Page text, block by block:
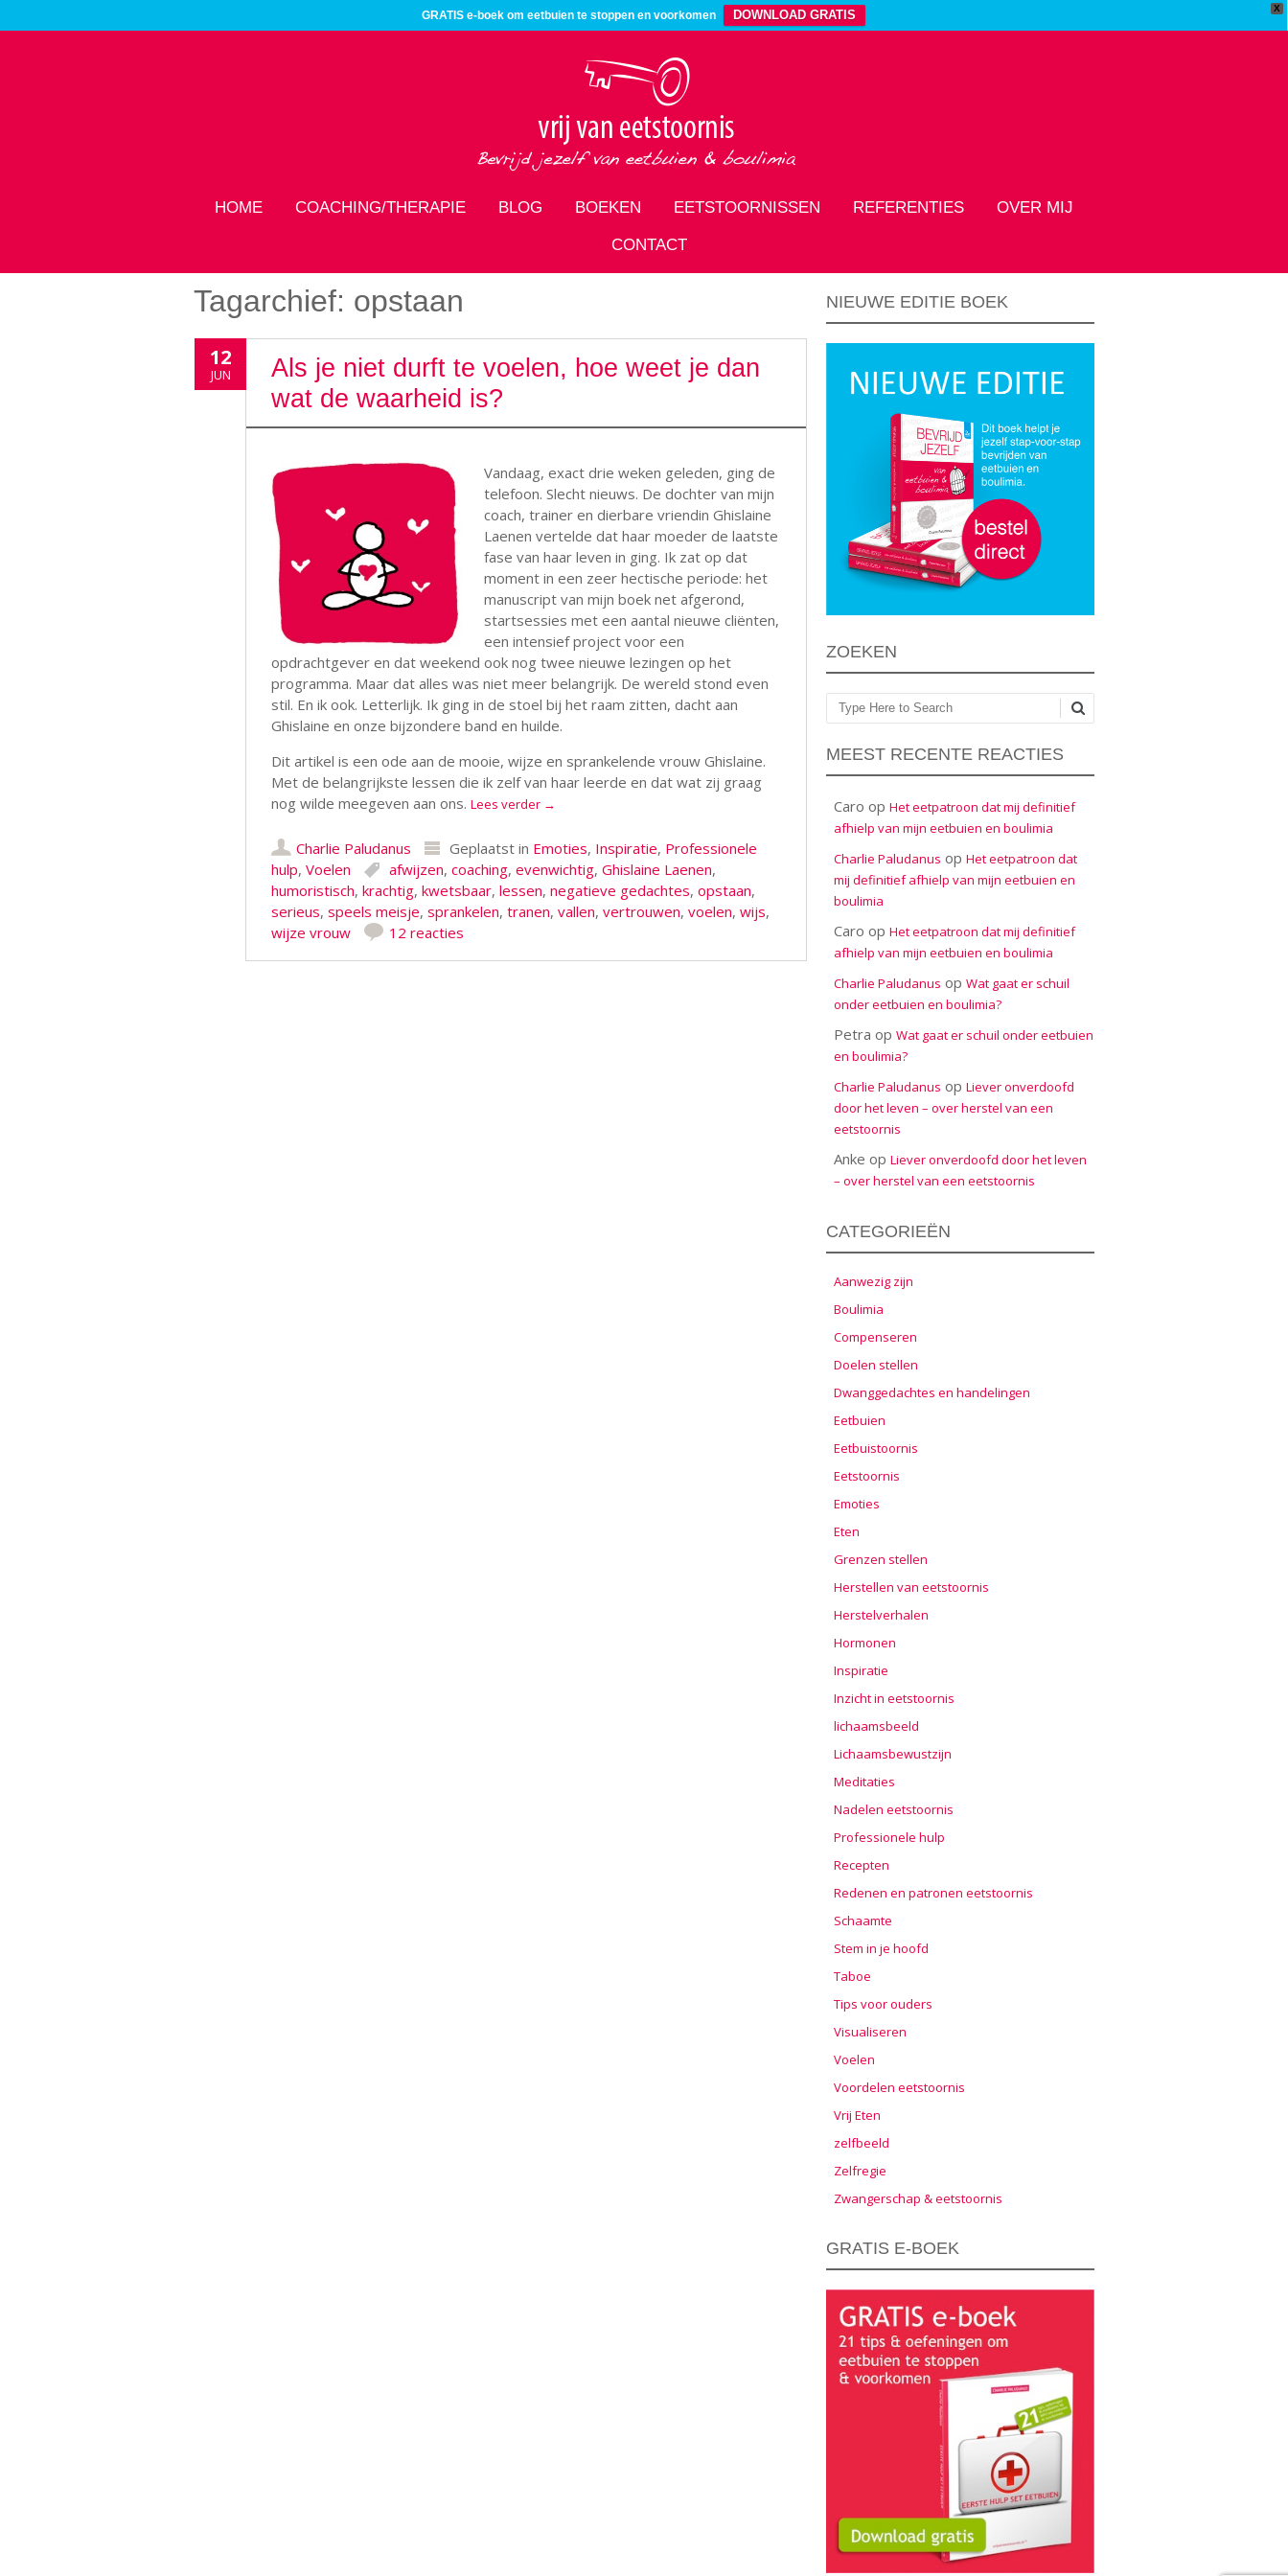
X
GRATIS e-boek om eetbuien te stoppen en voorkomen DOWNLOAD GRATIS
HOME COACHING/THERAPIE BLOG BOEKEN EETSTOORNISSEN REFERENTIES OVER MIJ
CONTACT
Tagarchief: opstaan
12
JUN
Als je niet durft te voelen, hoe weet je dan
wat de waarheid is?
Vandaag, exact drie weken geleden, ging de
telefoon. Slecht nieuws. De dochter van mijn
coach, trainer en dierbare vriendin Ghislaine
Laenen vertelde dat haar moeder de laatste
fase van haar leven in ging. Ik zat op dat
moment in een zeer hectische periode: het
manuscript van mijn boek net afgerond,
startsessies met een aantal nieuwe cliënten,
een intensief project voor een
opdrachtgever en dat weekend ook nog twee nieuwe lezingen op het
programma. Maar dat alles was niet meer belangrijk. De wereld stond even
stil. En ik ook. Letterlijk. Ik ging in de stoel bij het raam zitten, dacht aan
Ghislaine en onze bijzondere band en huilde.
Dit artikel is een ode aan de mooie, wijze en sprankelende vrouw Ghislaine.
Met de belangrijkste lessen die ik zelf van haar leerde en dat wat zij graag
nog wilde meegeven aan ons. Lees verder →
Charlie Paludanus Geplaatst in Emoties, Inspiratie, Professionele
hulp, Voelen afwijzen, coaching, evenwichtig, Ghislaine Laenen,
humoristisch, krachtig, kwetsbaar, lessen, negatieve gedachtes, opstaan,
serieus, speels meisje, sprankelen, tranen, vallen, vertrouwen, voelen, wijs,
wijze vrouw
12 reacties
NIEUWE EDITIE BOEK
ZOEKEN
Zoeken
MEEST RECENTE REACTIES
Caro op Het eetpatroon dat mij definitief
afhielp van mijn eetbuien en boulimia
Charlie Paludanus op Het eetpatroon dat
mij definitief afhielp van mijn eetbuien en
boulimia
Caro op Het eetpatroon dat mij definitief
afhielp van mijn eetbuien en boulimia
Charlie Paludanus op Wat gaat er schuil
onder eetbuien en boulimia?
Petra op Wat gaat er schuil onder eetbuien
en boulimia?
Charlie Paludanus op Liever onverdoofd
door het leven – over herstel van een
eetstoornis
Anke op Liever onverdoofd door het leven
– over herstel van een eetstoornis
CATEGORIEËN
Aanwezig zijn
Boulimia
Compenseren
Doelen stellen
Dwanggedachtes en handelingen
Eetbuien
Eetbuistoornis
Eetstoornis
Emoties
Eten
Grenzen stellen
Herstellen van eetstoornis
Herstelverhalen
Hormonen
Inspiratie
Inzicht in eetstoornis
lichaamsbeeld
Lichaamsbewustzijn
Meditaties
Nadelen eetstoornis
Professionele hulp
Recepten
Redenen en patronen eetstoornis
Schaamte
Stem in je hoofd
Taboe
Tips voor ouders
Visualiseren
Voelen
Voordelen eetstoornis
Vrij Eten
zelfbeeld
Zelfregie
Zwangerschap & eetstoornis
GRATIS E-BOEK